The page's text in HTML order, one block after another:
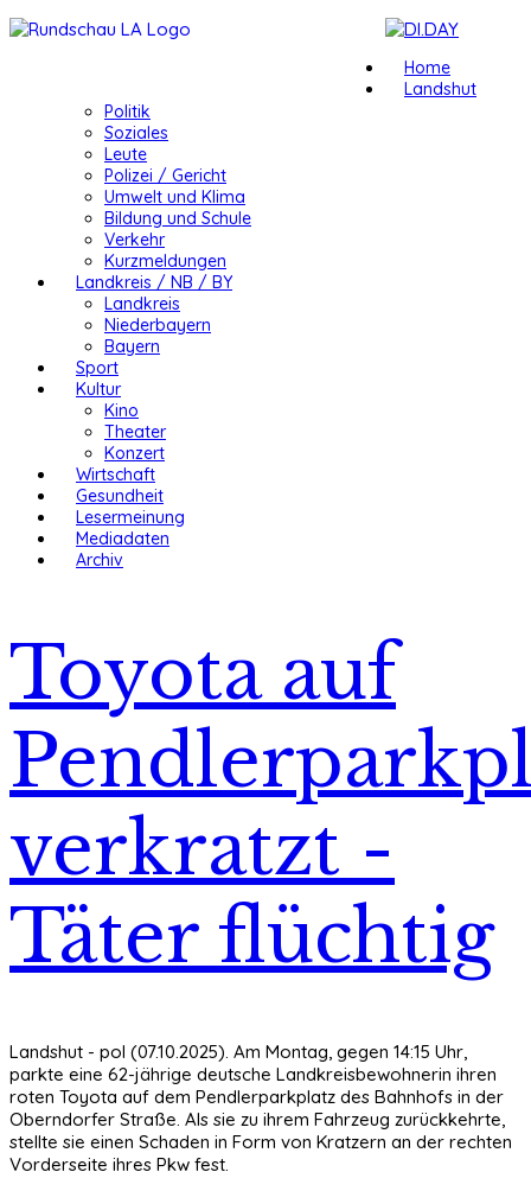
Home
Landshut
Politik
Soziales
Leute
Polizei / Gericht
Umwelt und Klima
Bildung und Schule
Verkehr
Kurzmeldungen
Landkreis / NB / BY
Landkreis
Niederbayern
Bayern
Sport
Kultur
Kino
Theater
Konzert
Wirtschaft
Gesundheit
Lesermeinung
Mediadaten
Archiv
Toyota auf
verkratzt -
Täter flüchtig
Landshut - pol (07.10.2025). Am Montag, gegen 14:15 Uhr,
parkte eine 62-jährige deutsche Landkreisbewohnerin ihren
roten Toyota auf dem Pendlerparkplatz des Bahnhofs in der
Oberndorfer Straße. Als sie zu ihrem Fahrzeug zurückkehrte,
stellte sie einen Schaden in Form von Kratzern an der rechten
Vorderseite ihres Pkw fest.